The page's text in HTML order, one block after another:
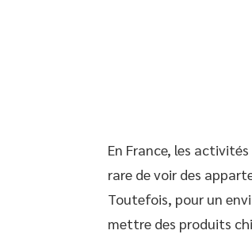
En France, les
rare de voir des
Toutefois, pour un
mettre des produits